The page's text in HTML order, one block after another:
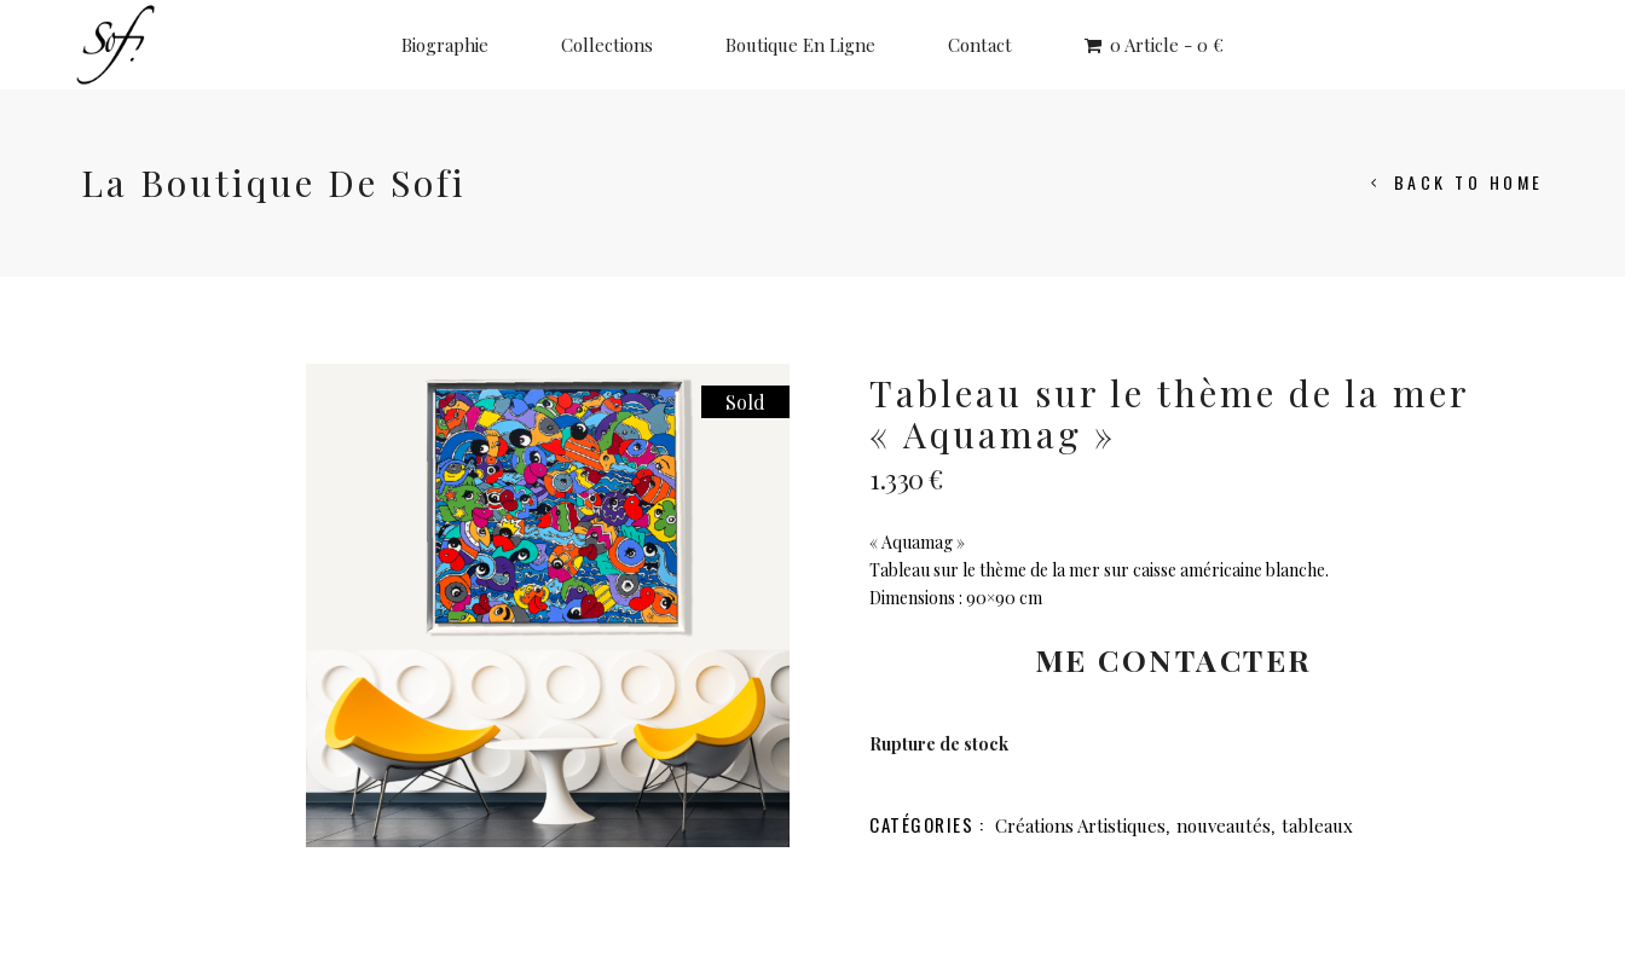
Biographie Collections Boutique En Ligne Contact 0 Article 0 €
La Boutique De Sofi BACK TO HOME
Sold
Tableau sur le thème de la mer
« Aquamag »
1.330€
« Aquamag »
Tableau sur le thème de la mer sur caisse américaine blanche.
Dimensions : 90×90 cm
ME CONTACTER
Rupture de stock
CATÉGORIES : Créations Artistiques, nouveautés, tableaux